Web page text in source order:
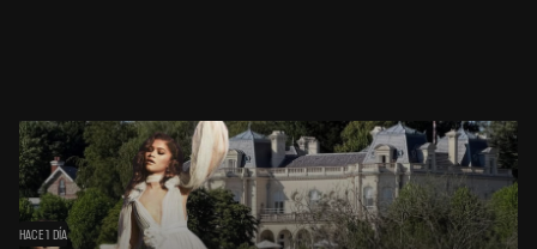
HACE 1 DÍA